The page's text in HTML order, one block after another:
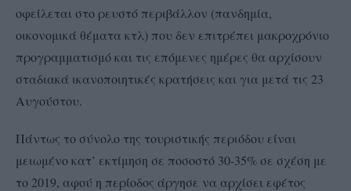
οφείλεται στο ρευστό περιβάλλον (πανδημία,
οικονομικά θέματα κτλ) που δεν επιτρέπει μακροχρόνιο
προγραμματισμό και τις επόμενες ημέρες θα αρχίσουν
σταδιακά ικανοποιητικές κρατήσεις και για μετά τις 23
Αυγούστου.
Πάντως το σύνολο της τουριστικής περιόδου είναι
μειωμένο κατ’ εκτίμηση σε ποσοστό 30-35% σε σχέση με
το 2019, αφού η περίοδος άργησε να αρχίσει εφέτος